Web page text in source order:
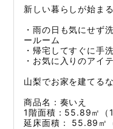
新しい暮らしが始ま
・雨の日も気にせず
ールーム
・帰宅してすぐに手
・お気に入りのアイ
山梨でお家を建てる
商品名：奏いえ
1階面積：55.89㎡（
延床面積： 55.89㎡